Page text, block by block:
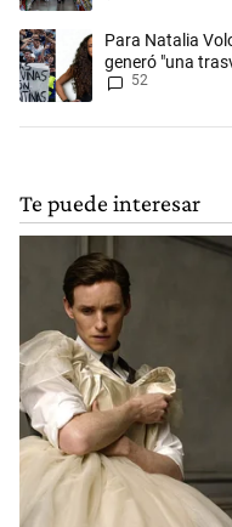
Un artículo de tendencia
Para Natalia
generó "una
Malvinas"
52